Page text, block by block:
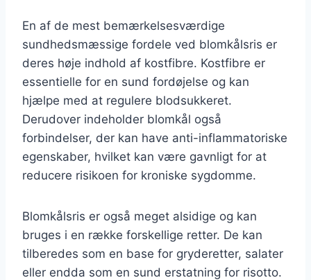
En af de mest bemærkelsesværdige
sundhedsmæssige fordele ved blomkålsris er
deres høje indhold af kostfibre. Kostfibre er
essentielle for en sund fordøjelse og kan
hjælpe med at regulere blodsukkeret.
Derudover indeholder blomkål også
forbindelser, der kan have anti-inflammatoriske
egenskaber, hvilket kan være gavnligt for at
reducere risikoen for kroniske sygdomme.
Blomkålsris er også meget alsidige og kan
bruges i en række forskellige retter. De kan
tilberedes som en base for gryderetter, salater
eller endda som en sund erstatning for risotto.